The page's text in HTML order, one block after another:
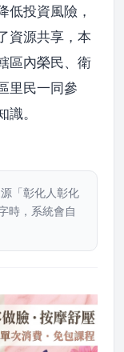
低投資風險，
資源共享，本
區內榮民、衛
里民一同參
。
「彰化人彰化
時，系統會自